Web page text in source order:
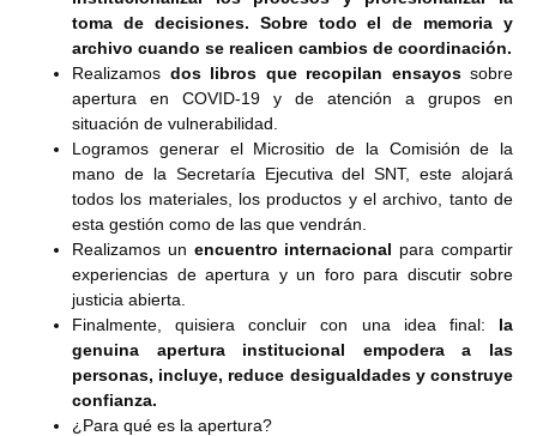
toma de decisiones. Sobre todo el de memoria y
archivo cuando se realicen cambios de coordinación.
Realizamos dos libros que recopilan ensayos sobre
apertura en COVID-19 y de atención a grupos en
situación de vulnerabilidad.
Logramos generar el Micrositio de la Comisión de la
mano de la Secretaría Ejecutiva del SNT, este alojará
todos los materiales, los productos y el archivo, tanto de
esta gestión como de las que vendrán.
Realizamos un encuentro internacional para compartir
experiencias de apertura y un foro para discutir sobre
justicia abierta.
Finalmente, quisiera concluir con una idea final: la
genuina apertura institucional empodera a las
personas, incluye, reduce desigualdades y construye
confianza.
¿Para qué es la apertura?